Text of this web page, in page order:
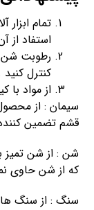
تمام
استفاد از
رطوبت شن
کنترل کنید
از مواد با
سیمان : از محصول
قشم تضمین
شن : از شن تمیز
که از شن حاوی
سنگ : از سنگ